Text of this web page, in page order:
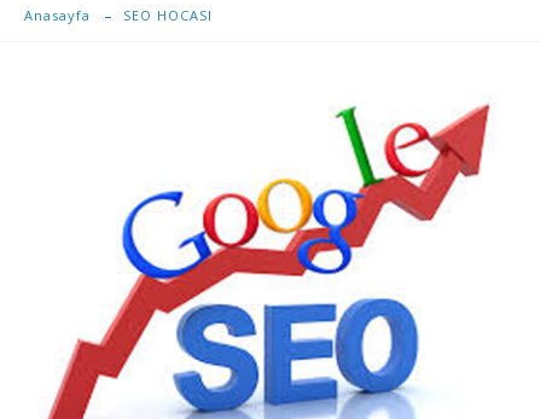
Anasayfa SEO HOCASI